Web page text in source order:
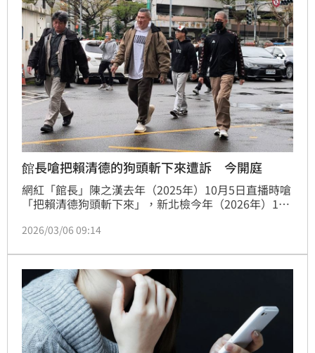
館長嗆把賴清德的狗頭斬下來遭訴 今開庭
網紅「館長」陳之漢去年（2025年）10月5日直播時嗆
「把賴清德狗頭斬下來」，新北檢今年（2026年）1月
嫌，依法提起公訴，新北地院今天（6日）早上首度開
2026/03/06 09:14